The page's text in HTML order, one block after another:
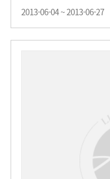
2013-06-04 ~ 2013-06-27